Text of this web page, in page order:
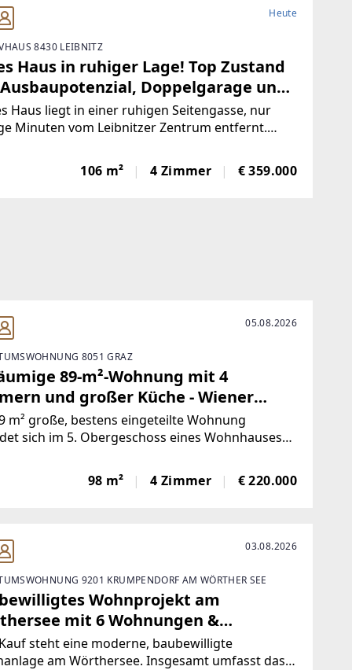
Heute
8430 LEIBNITZ
Haus in ruhiger Lage! Top Zustand
Doppelgarage und
Office!
Haus liegt in einer ruhigen Seitengasse, nur
Minuten vom Leibnitzer Zentrum entfernt.
sind rasch erreichbar – ideal für alle, die
und gute Anbindung schätzen.Dank
106 m² 4 Zimmer € 359.000
05.08.2026
8051 GRAZ
89-m²-Wohnung mit 4
und großer Küche - Wiener
280 inkl. Autoabstellplatz!
m² große, bestens eingeteilte Wohnung
sich im 5. Obergeschoss eines Wohnhauses
verfügt über fünf helle Räume: zwei
mit jeweils ca. 16 m², ein ca. 22 m²
98 m² 4 Zimmer € 220.000
03.08.2026
9201 KRUMPENDORF AM WÖRTHER SEE
Wohnprojekt am
mit 6 Wohnungen &
ca. 400 m² WNF!
steht eine moderne, baubewilligte
am Wörthersee. Insgesamt umfasst das